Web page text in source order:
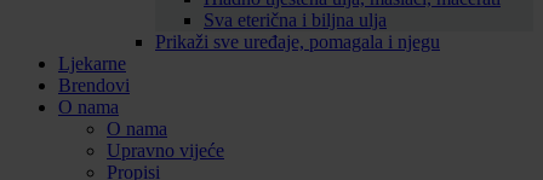
Sva eterična i biljna ulja
Prikaži sve uređaje, pomagala i njegu
Ljekarne
Brendovi
O nama
O nama
Upravno vijeće
Propisi